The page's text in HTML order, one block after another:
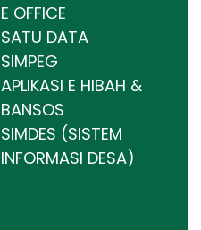
E OFFICE
SATU DATA
SIMPEG
APLIKASI E HIBAH &
BANSOS
SIMDES (SISTEM
INFORMASI DESA)